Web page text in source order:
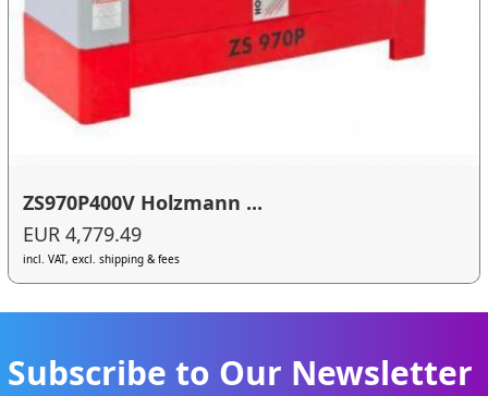
ZS970P400V Holzmann ...
EUR 4,779.49
incl. VAT, excl. shipping & fees
Subscribe to Our Newsletter